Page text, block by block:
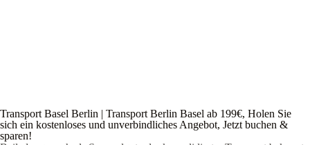
Transport Basel Berlin | Transport Berlin Basel ab 199€, Holen Sie
sich ein kostenloses und unverbindliches Angebot, Jetzt buchen &
sparen!